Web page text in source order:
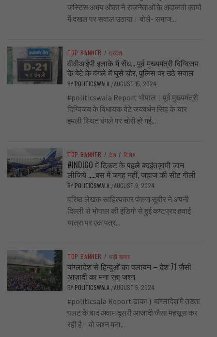
जस्टिस अभय ओका ने राजनेताओं के अदालती कामों
में दखल पर सवाल उठाया। बोले- समाज...
TOP BANNER / प्रदेश
वीवीआईपी इलाके में सेंध… पूर्व मुख्यमंत्री दिग्विजय
के बेटे के बंगले में घुसे चोर, पुलिस पर उठे सवाल
BY POLITICSWALA /AUGUST 15, 2024
#politicswala Report भोपाल। पूर्व मुख्यमंत्री
दिग्विजय के विधायक बेटे जयवर्धन सिंह के चार
इमली स्थित बंगले पर चोरी हो गई...
TOP BANNER / देश / विशेष
#INDIGO में टिकट के पहले बदइंतज़ामी जान
लीजिये …..बस में जगह नहीं, जहाज की सीट गीली
BY POLITICSWALA /AUGUST 9, 2024
वरिष्ठ लेखक साहित्यकार पंकज सुबीर ने अपनी
दिल्ली से भोपाल की इंडिगो से हुई कष्टप्रद हवाई
यात्रा पर एक पत्र...
TOP BANNER / बड़ी खबर
बांग्लादेश से हिन्दुओं का पलायन – देश 71 जैसी
आज़ादी का मना रहा जश्न
BY POLITICSWALA /AUGUST 5, 2024
#politicsala Report ढाका। बांग्लादेश में तख्ता
पलट के बाद अवाम दूसरी आज़ादी जैसा महसूस कर
रही है। वो जश्न मना...